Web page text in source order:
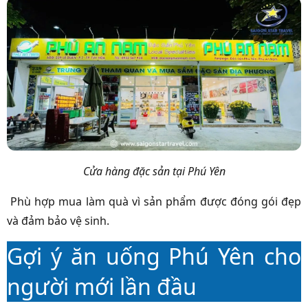
Cửa hàng đặc sản tại Phú Yên
Phù hợp mua làm quà vì sản phẩm được đóng gói đẹp
và đảm bảo vệ sinh.
Gợi ý ăn uống Phú Yên cho
người mới lần đầu